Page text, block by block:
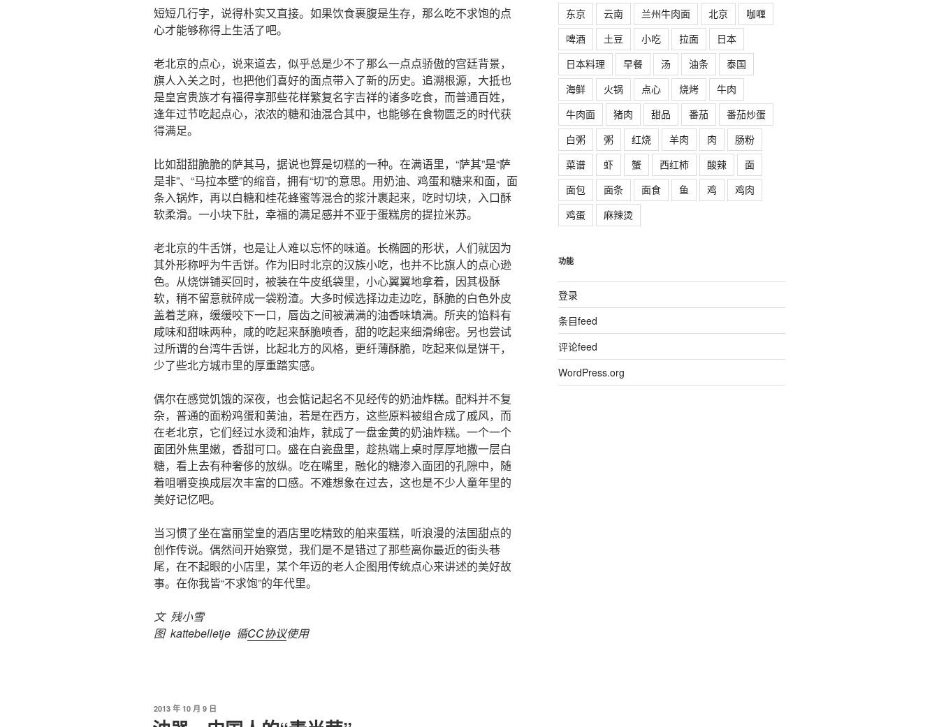
短短几行字，说得朴实又直接。如果饮食裹腹是生存，那么吃不求饱的点
心才能够称得上生活了吧。
老北京的点心，说来道去，似乎总是少不了那么一点点骄傲的宫廷背景，
旗人入关之时，也把他们喜好的面点带入了新的历史。追溯根源，大抵也
是皇宫贵族才有福得享那些花样繁复名字吉祥的诸多吃食，而普通百姓，
逢年过节吃起点心，浓浓的糖和油混合其中，也能够在食物匮乏的时代获
得满足。
比如甜甜脆脆的萨其马，据说也算是切糕的一种。在满语里，“萨其”是“萨
是非”、“马拉本壁”的缩音，拥有“切”的意思。用奶油、鸡蛋和糖来和面，面
条入锅炸，再以白糖和桂花蜂蜜等混合的浆汁裹起来，吃时切块，入口酥
软柔滑。一小块下肚，幸福的满足感并不亚于蛋糕房的提拉米苏。
老北京的牛舌饼，也是让人难以忘怀的味道。长椭圆的形状，人们就因为
其外形称呼为牛舌饼。作为旧时北京的汉族小吃，也并不比旗人的点心逊
色。从烧饼铺买回时，被装在牛皮纸袋里，小心翼翼地拿着，因其极酥
软，稍不留意就碎成一袋粉渣。大多时候选择边走边吃，酥脆的白色外皮
盖着芝麻，缓缓咬下一口，唇齿之间被满满的油香味填满。所夹的馅料有
咸味和甜味两种，咸的吃起来酥脆喷香，甜的吃起来细滑绵密。另也尝试
过所谓的台湾牛舌饼，比起北方的风格，更纤薄酥脆，吃起来似是饼干，
少了些北方城市里的厚重踏实感。
偶尔在感觉饥饿的深夜，也会惦记起名不见经传的奶油炸糕。配料并不复
杂，普通的面粉鸡蛋和黄油，若是在西方，这些原料被组合成了戚风，而
在老北京，它们经过水烫和油炸，就成了一盘金黄的奶油炸糕。一个一个
面团外焦里嫩，香甜可口。盛在白瓷盘里，趁热端上桌时厚厚地撒一层白
糖，看上去有种奢侈的放纵。吃在嘴里，融化的糖渗入面团的孔隙中，随
着咀嚼变换成层次丰富的口感。不难想象在过去，这也是不少人童年里的
美好记忆吧。
当习惯了坐在富丽堂皇的酒店里吃精致的舶来蛋糕，听浪漫的法国甜点的
创作传说。偶然间开始察觉，我们是不是错过了那些离你最近的街头巷
尾，在不起眼的小店里，某个年迈的老人企图用传统点心来讲述的美好故
事。在你我皆“不求饱”的年代里。‍
文 残小雪
图 kattebelletje 循CC协议使用
发
布
2013 年 10 月 9 日
东京 云南 兰州牛肉面 北京
咖喱
啤酒
土豆 小吃 拉面
日本
日本料理
早餐 汤 油条
泰国
海鲜
火锅 点心 烧烤
牛肉
牛肉面
猪肉 甜品 番茄
番茄炒蛋
白粥
粥 红烧 羊肉 肉
肠粉
菜谱
虾 蟹 西红柿 酸辣
面
面包
面条 面食 鱼 鸡
鸡肉
鸡蛋
麻辣烫
功能
登录
条目feed
评论feed
WordPress.org